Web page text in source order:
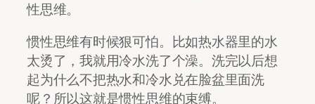
性思维。
惯性思维有时候狠可怕。比如热水器里的水
太烫了，我就用冷水洗了个澡。洗完以后想
起为什么不把热水和冷水兑在脸盆里面洗
呢？所以这就是惯性思维的束缚。